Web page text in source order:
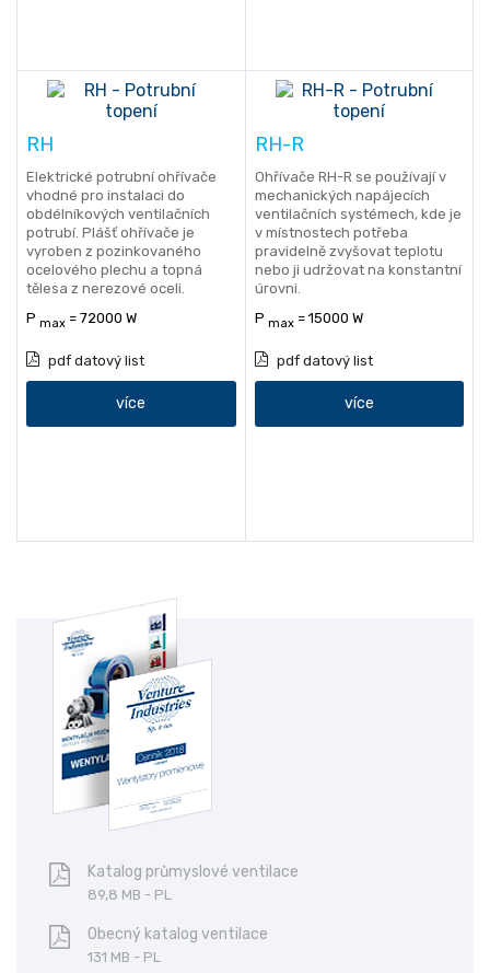
RH
Elektrické potrubní ohřívače
vhodné pro instalaci do
obdélníkových ventilačních
potrubí. Plášť ohřívače je
vyroben z pozinkovaného
ocelového plechu a topná
tělesa z nerezové oceli.
P max = 72000 W
pdf datový list
více
RH-R
Ohřívače RH-R se používají v
mechanických napájecích
ventilačních systémech, kde je
v místnostech potřeba
pravidelně zvyšovat teplotu
nebo ji udržovat na konstantní
úrovni.
P max= 15000 W
pdf datový list
více
Katalog průmyslové ventilace
89,8 MB - PL
Obecný katalog ventilace
131 MB - PL